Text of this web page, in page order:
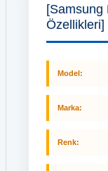
[Samsung
Özellikleri]
Model:
Marka:
Renk: